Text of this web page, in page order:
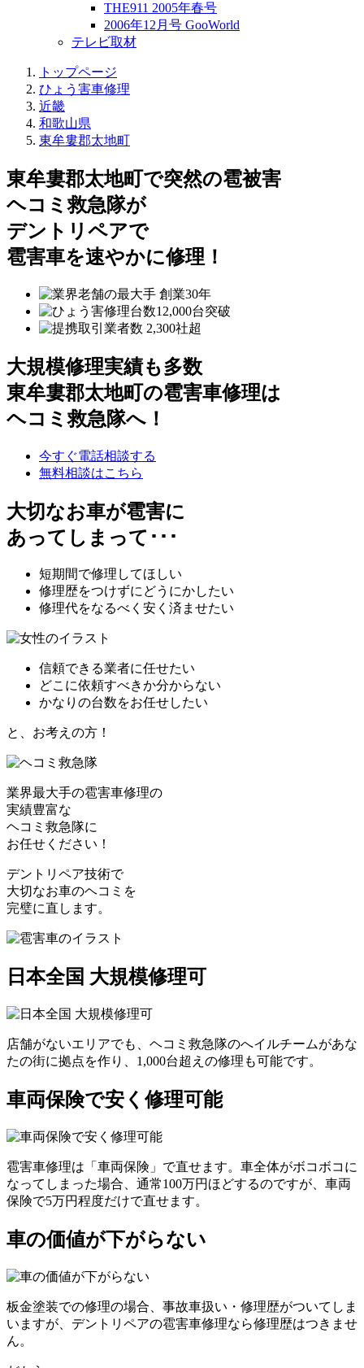
THE911 2005年春号
2006年12月号 GooWorld
テレビ取材
トップページ
ひょう害車修理
近畿
和歌山県
東牟婁郡太地町
東牟婁郡太地町で突然の雹被害
ヘコミ救急隊が
デントリペアで
雹害車を速やかに修理！
大規模修理実績も多数
東牟婁郡太地町の雹害車修理は
ヘコミ救急隊へ！
今すぐ電話相談する
無料相談はこちら
大切なお車が雹害に
あってしまって･･･
短期間で修理してほしい
修理歴をつけずにどうにかしたい
修理代をなるべく安く済ませたい
信頼できる業者に任せたい
どこに依頼すべきか分からない
かなりの台数をお任せしたい
と、お考えの方！
業界最大手の雹害車修理の
実績豊富な
ヘコミ救急隊に
お任せください！
デントリペア技術で
大切なお車のヘコミを
完璧に直します。
日本全国 大規模修理可
店舗がないエリアでも、ヘコミ救急隊のへイルチームがあな
たの街に拠点を作り、1,000台超えの修理も可能です。
車両保険で安く修理可能
雹害車修理は「車両保険」で直せます。車全体がボコボコに
なってしまった場合、通常100万円ほどするのですが、車両
保険で5万円程度だけで直せます。
車の価値が下がらない
板金塗装での修理の場合、事故車扱い・修理歴がついてしま
いますが、デントリペアの雹害車修理なら修理歴はつきませ
ん。